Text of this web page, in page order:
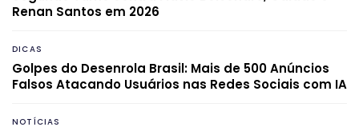
Renan Santos em 2026
DICAS
Golpes do Desenrola Brasil: Mais de 500 Anúncios
Falsos Atacando Usuários nas Redes Sociais com IA
NOTÍCIAS